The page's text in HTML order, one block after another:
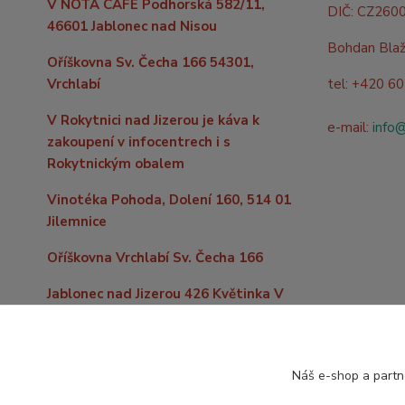
V NOTA CAFE Podhorská 582/11,
46601 Jablonec nad Nisou
Oříškovna Sv. Čecha 166 54301,
Vrchlabí
V Rokytnici nad Jizerou je káva k
zakoupení v infocentrech i s
Rokytnickým obalem
Vinotéka Pohoda, Dolení 160, 514 01
Jilemnice
Oříškovna Vrchlabí Sv. Čecha 166
Jablonec nad Jizerou 426 Květinka V
DIČ:
Bohdan
tel: +420
e-mail:
Náš e-shop a